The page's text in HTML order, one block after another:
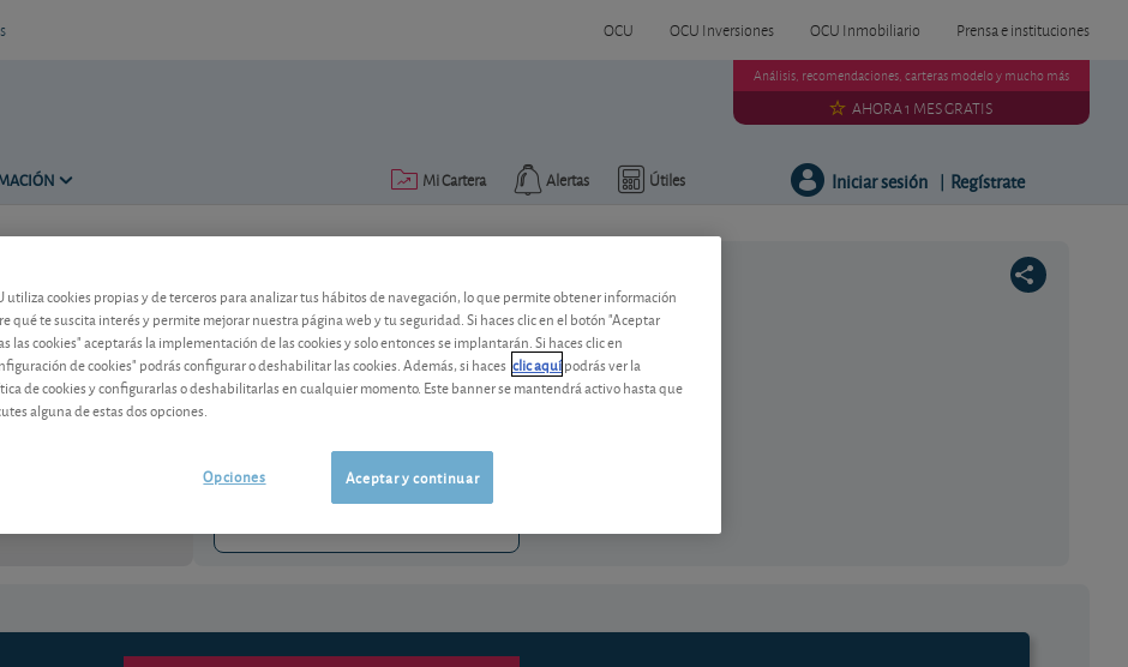
OCU OCU Inversiones OCU Inmobiliario Prensa e instituciones
Útiles
Alertas
Mi Cartera
Análisis, recomendaciones, carteras modelo y mucho más
AHORA 1 MES GRATIS
Iniciar sesión | Regístrate
Gas Natural
Apuesta por Brasil en el nuevo Plan estratégico.
07/08/2026 Madrid
-0,06 EUR (-0,21 %)
utiliza cookies propias y de terceros para analizar tus hábitos de navegación, lo que permite obtener información
qué te suscita interés y permite mejorar nuestra página web y tu seguridad. Si haces clic en el botón "Aceptar
las cookies" aceptarás la implementación de las cookies y solo entonces se implantarán. Si haces clic en
de cookies" podrás configurar o deshabilitar las cookies. Además, si haces clic aquípodrás ver la
de cookies y configurarlas o deshabilitarlas en cualquier momento. Este banner se mantendrá activo hasta que
alguna de estas dos opciones.
Aceptar y continuar
Opciones